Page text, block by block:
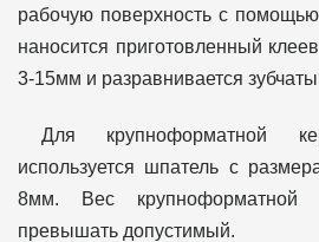
рабочую поверхность с
наносится приготовленный
3-15мм и разравнивается
Для крупноформатной
используется шпатель с
8мм. Вес крупноформатной
превышать допустимый.